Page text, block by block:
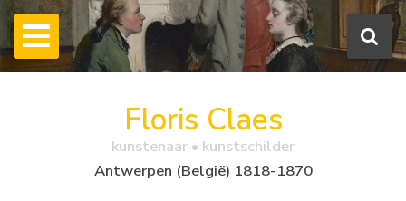
Floris Claes
kunstenaar • kunstschilder
Antwerpen (België) 1818-1870